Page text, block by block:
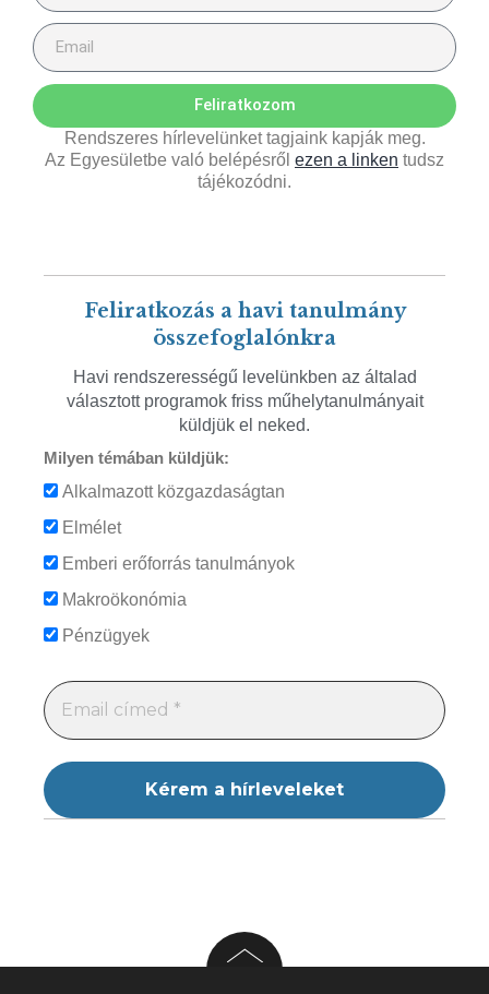
Feliratkozom
Rendszeres hírlevelünket tagjaink kapják meg.
Az Egyesületbe való belépésről ezen a linken tudsz
tájékozódni.
Feliratkozás a havi tanulmány
összefoglalónkra
Havi rendszerességű levelünkben az általad
választott programok friss műhelytanulmányait
küldjük el neked.
Milyen témában küldjük:
Alkalmazott közgazdaságtan
Elmélet
Emberi erőforrás tanulmányok
Makroökonómia
Pénzügyek